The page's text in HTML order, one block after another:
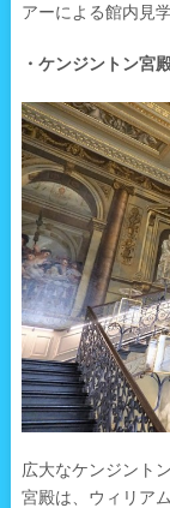
アーによる館内見
・ケンジントン宮
広大なケンジント
宮殿は、ウィリア